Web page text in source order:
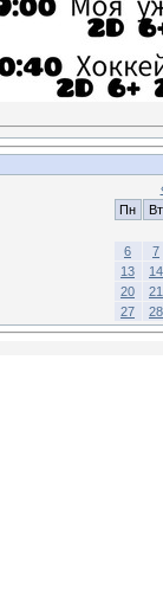
Пн
Вт
6
7
13
14
20
21
27
28